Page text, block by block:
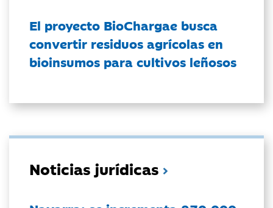
El proyecto BioChargae busca
convertir residuos agrícolas en
bioinsumos para cultivos leñosos
Noticias jurídicas